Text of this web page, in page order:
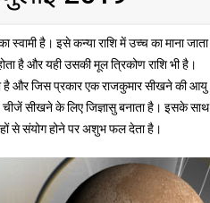
स्वामी है। इसे कन्या राशि में उच्च का माना जाता
है और यही उसकी मूल त्रिकोण राशि भी है।
है और जिस प्रकार एक राजकुमार सीखने की आयु
चीजें सीखने के लिए जिज्ञासु बनाता है। इसके साथ
से संयोग होने पर अशुभ फल देता है।